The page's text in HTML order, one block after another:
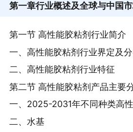
第一章行业概述及全球与中国
第一节 高性能胶粘剂行业简介
一、高性能胶粘剂行业界定及
二、高性能胶粘剂行业特征
第二节 高性能胶粘剂产品主要
一、2025-2031年不同种类高
二、水基